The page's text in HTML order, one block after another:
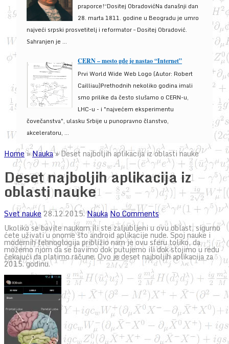
praporce!“Dositej ObradovićNa današnji dan
28. marta 1811. godine u Beogradu je umro
najveći srpski prosvetitelj i reformator – Dositej Obradović.
Sahranjen je ...
CERN – mesto gde je nastao “Internet”
Prvi World Wide Web Logo (Autor: Robert
Cailliau)Prethodnih nekoliko godina imali
smo prilike da često slušamo o CERN-u,
LHC-u - i "najvećem eksperimentu
čovečanstva", ulasku Srbije u punopravno članstvo,
akceleratoru, ...
Home»Nauka»Deset najboljih aplikacija iz oblasti nauke
Deset najboljih aplikacija iz
oblasti nauke
Svet nauke 28.12.2015.Nauka No Comments
Ukoliko se bavite naukom ili ste zaljubljeni u ovu oblast, sigurno
ćete uživati u onome što android aplikacije nude. Spoj nauke i
modernih tehnoglogija približio nam je ovu sferu toliko, da
možemo njom da se bavimo dok putujemo ili dok stojimo u redu
čekajući da platimo račune. Ovo je deset najboljih aplikacija za
2015. godinu.